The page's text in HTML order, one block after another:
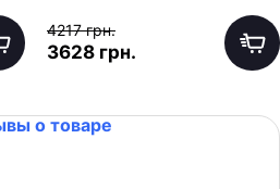
4217 грн.
3628 грн.
о товаре